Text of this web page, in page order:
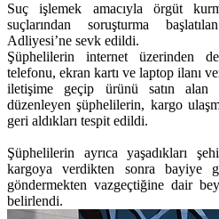
Suç işlemek amacıyla örgüt
suçlarından soruşturma
Adliyesi’ne sevk edildi.
Şüphelilerin internet üzerinden
telefonu, ekran kartı ve laptop ilanı
iletişime geçip ürünü satın alan
düzenleyen şüphelilerin, kargo
geri aldıkları tespit edildi.
Şüphelilerin ayrıca yaşadıkları
kargoya verdikten sonra bayiye
göndermekten vazgeçtiğine dair
belirlendi.